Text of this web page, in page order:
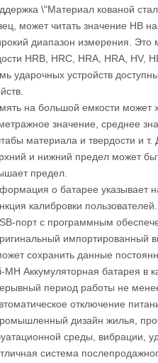
Машина для тестирования
Rockwell для пластикового
\"Материал кованой
может читать значение HB
диапазон измерения. Это
HRB, HRC, HRA, HRA, HV,
ударочных устройств
на большой емкости может
значение, среднее
материала и твердости и т.
и нижний предел может
предел.
о батарее указывает
калибровки пользователей.
порт с программным
импортированный
сохранить данные
MH Аккумуляторная батарея в
период работы не
отключение
дизайн жилья,
среды, вибрации,
система